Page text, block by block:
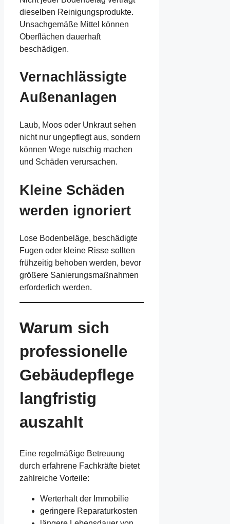
dieselben Reinigungsprodukte.
Unsachgemäße Mittel können
Oberflächen dauerhaft
beschädigen.
Vernachlässigte
Außenanlagen
Laub, Moos oder Unkraut sehen
nicht nur ungepflegt aus, sondern
können Wege rutschig machen
und Schäden verursachen.
Kleine Schäden
werden ignoriert
Lose Bodenbeläge, beschädigte
Fugen oder kleine Risse sollten
frühzeitig behoben werden, bevor
größere Sanierungsmaßnahmen
erforderlich werden.
Warum sich
professionelle
Gebäudepflege
langfristig
auszahlt
Eine regelmäßige Betreuung
durch erfahrene Fachkräfte bietet
zahlreiche Vorteile:
Werterhalt der Immobilie
geringere Reparaturkosten